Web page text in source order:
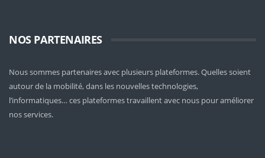
NOS PARTENAIRES
Nous sommes partenaires avec plusieurs plateformes. Quelles soient
autour de la mobilité, dans les nouvelles technologies,
l’informatiques… ces plateformes travaillent avec nous pour améliorer
nos services.